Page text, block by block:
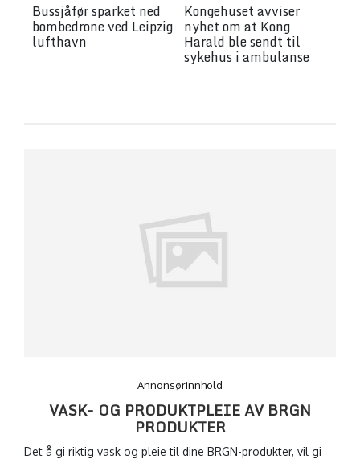
Bussjåfør sparket ned
bombedrone ved Leipzig
lufthavn
Kongehuset avviser
nyhet om at Kong
Harald ble sendt til
sykehus i ambulanse
Annonsørinnhold
VASK- OG PRODUKTPLEIE AV BRGN
PRODUKTER
Det å gi riktig vask og pleie til dine BRGN-produkter, vil gi